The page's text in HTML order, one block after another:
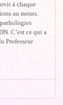
à chaque
au moins.
C’est ce qui a
Professeur